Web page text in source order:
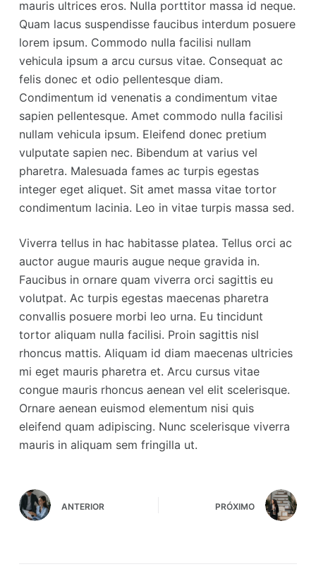
mauris ultrices eros. Nulla porttitor massa id neque.
Quam lacus suspendisse faucibus interdum posuere
lorem ipsum. Commodo nulla facilisi nullam
vehicula ipsum a arcu cursus vitae. Consequat ac
felis donec et odio pellentesque diam.
Condimentum id venenatis a condimentum vitae
sapien pellentesque. Amet commodo nulla facilisi
nullam vehicula ipsum. Eleifend donec pretium
vulputate sapien nec. Bibendum at varius vel
pharetra. Malesuada fames ac turpis egestas
integer eget aliquet. Sit amet massa vitae tortor
condimentum lacinia. Leo in vitae turpis massa sed.
Viverra tellus in hac habitasse platea. Tellus orci ac
auctor augue mauris augue neque gravida in.
Faucibus in ornare quam viverra orci sagittis eu
volutpat. Ac turpis egestas maecenas pharetra
convallis posuere morbi leo urna. Eu tincidunt
tortor aliquam nulla facilisi. Proin sagittis nisl
rhoncus mattis. Aliquam id diam maecenas ultricies
mi eget mauris pharetra et. Arcu cursus vitae
congue mauris rhoncus aenean vel elit scelerisque.
Ornare aenean euismod elementum nisi quis
eleifend quam adipiscing. Nunc scelerisque viverra
mauris in aliquam sem fringilla ut.
ANTERIOR PRÓXIMO